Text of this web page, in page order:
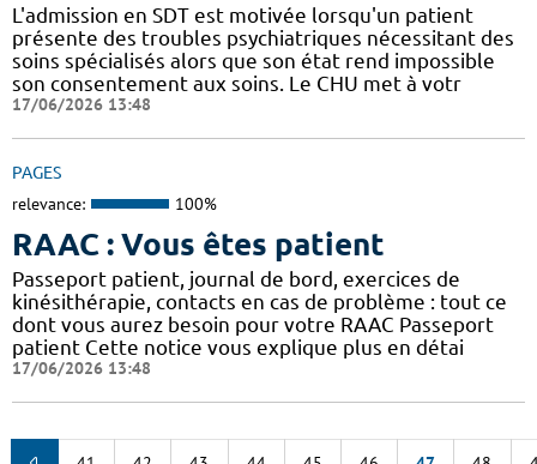
L'admission en SDT est motivée lorsqu'un patient
présente des troubles psychiatriques nécessitant des
soins spécialisés alors que son état rend impossible
son consentement aux soins. Le CHU met à votr
17/06/2026 13:48
PAGES
relevance: 100%
RAAC : Vous êtes patient
Passeport patient, journal de bord, exercices de
kinésithérapie, contacts en cas de problème : tout ce
dont vous aurez besoin pour votre RAAC Passeport
patient Cette notice vous explique plus en détai
17/06/2026 13:48